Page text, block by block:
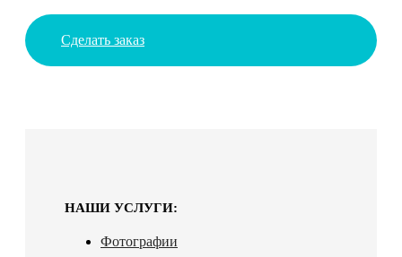
Сделать заказ
НАШИ УСЛУГИ:
Фотографии